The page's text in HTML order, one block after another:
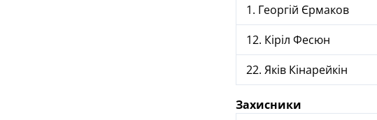
1. Георгій Єрмаков
12. Кіріл Фесюн
22. Яків Кінарейкін
Захисники